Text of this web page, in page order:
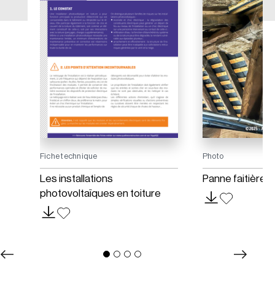
Fiche technique
Les installations
photovoltaïques en toiture
Photo
Panne faitière